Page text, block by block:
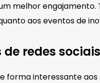
melhor
aos eventos de
redes sociais
forma interessante